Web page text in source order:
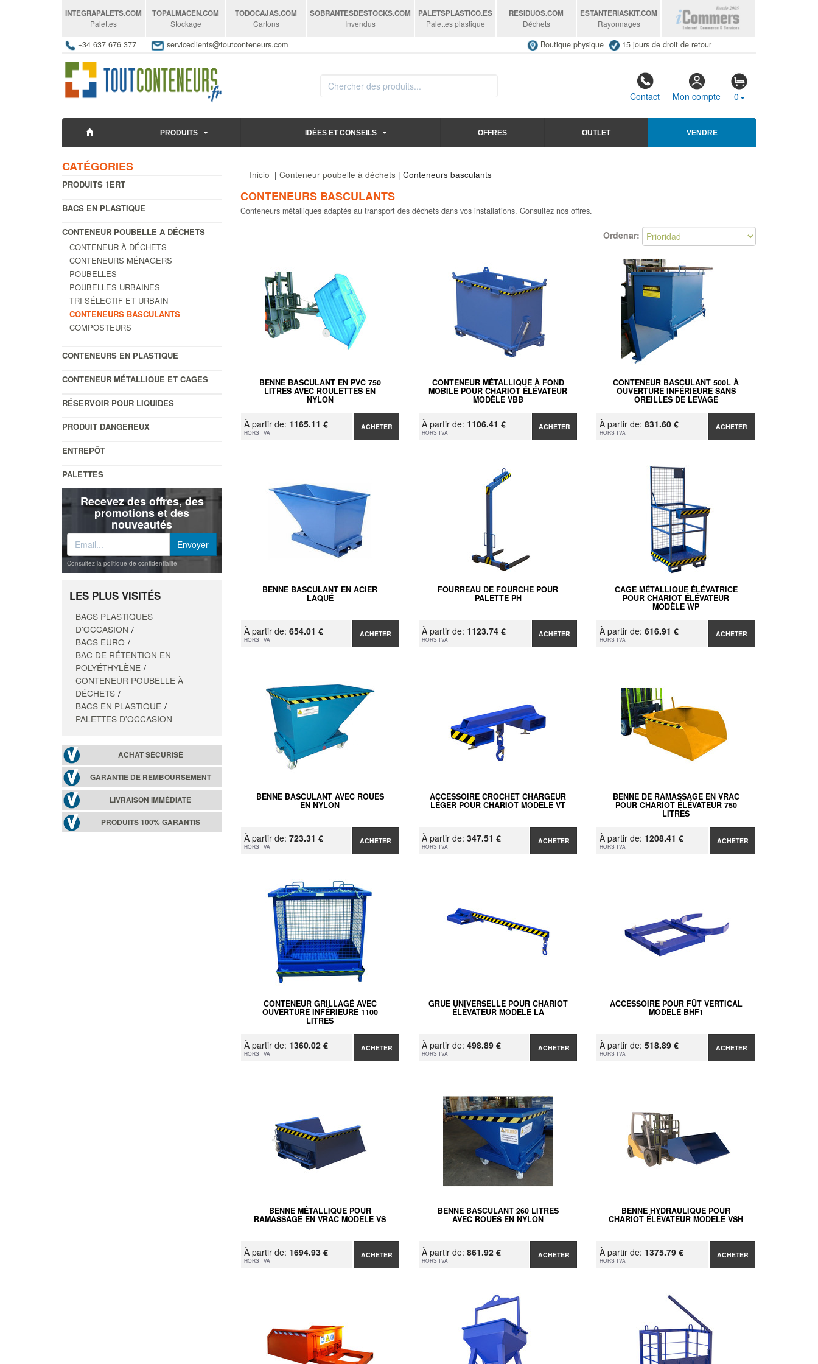
INTEGRAPALETS.COM
Palettes
TOPALMACEN.COM
Stockage
TODOCAJAS.COM
Cartons
SOBRANTESDESTOCKS.COM
Invendus
PALETSPLASTICO.ES
Palettes plastique
RESIDUOS.COM
Déchets
ESTANTERIASKIT.COM
Rayonnages
+34 637 676 377 serviceclients@toutconteneurs.com Boutique physique 15 jours de droit de retour
Contact Mon compte 0
PRODUITS IDÉES ET CONSEILS OFFRES OUTLET VENDRE
CATÉGORIES
PRODUITS 1ERT
BACS EN PLASTIQUE
CONTENEUR POUBELLE À DÉCHETS
CONTENEUR À DÉCHETS
CONTENEURS MÉNAGERS
POUBELLES
POUBELLES URBAINES
TRI SÉLECTIF ET URBAIN
CONTENEURS BASCULANTS
COMPOSTEURS
CONTENEURS EN PLASTIQUE
CONTENEUR MÉTALLIQUE ET CAGES
RÉSERVOIR POUR LIQUIDES
PRODUIT DANGEREUX
ENTREPÔT
PALETTES
Recevez des offres, des
promotions et des
nouveautés
Consultez la politique de confidentialité
LES PLUS VISITÉS
BACS PLASTIQUES
D'OCCASION
BACS EURO
BAC DE RÉTENTION EN
POLYÉTHYLÈNE
CONTENEUR POUBELLE À
DÉCHETS
BACS EN PLASTIQUE
PALETTES D'OCCASION
ACHAT SÉCURISÉ
GARANTIE DE REMBOURSEMENT
LIVRAISON IMMÉDIATE
PRODUITS 100% GARANTIS
Inicio | Conteneur poubelle à déchets | Conteneurs basculants
CONTENEURS BASCULANTS
Conteneurs métalliques adaptés au transport des déchets dans vos installations. Consultez nos offres.
Ordenar:
BENNE BASCULANT EN PVC 750
LITRES AVEC ROULETTES EN
NYLON
À partir de: 1165.11 €
HORS TVA
ACHETER
CONTENEUR MÉTALLIQUE À FOND
MOBILE POUR CHARIOT ÉLÉVATEUR
MODÈLE VBB
À partir de: 1106.41 €
HORS TVA
ACHETER
CONTENEUR BASCULANT 500L À
OUVERTURE INFÉRIEURE SANS
OREILLES DE LEVAGE
À partir de:831.60 €
HORS TVA
ACHETER
BENNE BASCULANT EN ACIER
LAQUÉ
À partir de: 654.01 €
HORS TVA
ACHETER
FOURREAU DE FOURCHE POUR
PALETTE PH
À partir de: 1123.74 €
HORS TVA
ACHETER
CAGE MÉTALLIQUE ÉLÉVATRICE
POUR CHARIOT ÉLÉVATEUR
MODÈLE WP
À partir de:616.91 €
HORS TVA
ACHETER
BENNE BASCULANT AVEC ROUES
EN NYLON
À partir de: 723.31 €
HORS TVA
ACHETER
ACCESSOIRE CROCHET CHARGEUR
LÉGER POUR CHARIOT MODÈLE VT
À partir de: 347.51 €
HORS TVA
ACHETER
BENNE DE RAMASSAGE EN VRAC
POUR CHARIOT ÉLÉVATEUR 750
LITRES
À partir de: 1208.41 €
HORS TVA
ACHETER
CONTENEUR GRILLAGÉ AVEC
OUVERTURE INFÉRIEURE 1100
LITRES
À partir de: 1360.02 €
HORS TVA
ACHETER
GRUE UNIVERSELLE POUR CHARIOT
ÉLÉVATEUR MODÈLE LA
À partir de: 498.89 €
HORS TVA
ACHETER
ACCESSOIRE POUR FÛT VERTICAL
MODÈLE BHF1
À partir de:518.89 €
HORS TVA
ACHETER
BENNE MÉTALLIQUE POUR
RAMASSAGE EN VRAC MODÈLE VS
À partir de: 1694.93 €
HORS TVA
ACHETER
BENNE BASCULANT 260 LITRES
AVEC ROUES EN NYLON
À partir de: 861.92 €
HORS TVA
ACHETER
BENNE HYDRAULIQUE POUR
CHARIOT ÉLÉVATEUR MODÈLE VSH
À partir de: 1375.79 €
HORS TVA
ACHETER